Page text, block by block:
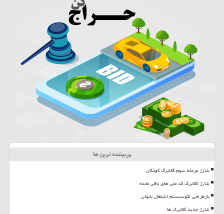
پربیننده ترین ها
شارژ مرحله سوم کالابرگ کودکان
شارژ کالابرگ کد ملی های باقی مانده
بازطراحی اکوسیستم اشتغال بانوان
شارژ جدید کالابرگ ها